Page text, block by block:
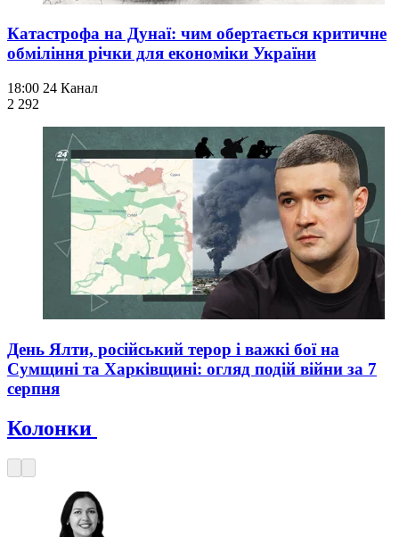
Катастрофа на Дунаї: чим обертається критичне
обміління річки для економіки України
18:00 24 Канал
2 292
День Ялти, російський терор і важкі бої на
Сумщині та Харківщині: огляд подій війни за 7
серпня
Колонки